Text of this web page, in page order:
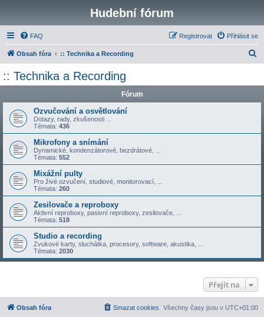
Hudební fórum
FAQ Přihlásit se
Registrovat
Obsah fóra :: Technika a Recording
:: Technika a Recording
Fórum
Ozvučování a osvětlování
Dotazy, rady, zkušenosti ...
Témata: 436
Mikrofony a snímání
Dynamické, kondenzátorové, bezdrátové, ...
Témata: 552
Mixážní pulty
Pro živé ozvučení, studiové, monitorovací, ...
Témata: 260
Zesilovače a reproboxy
Aktivní reproboxy, pasivní reproboxy, zesilovače, ...
Témata: 518
Studio a recording
Zvukové karty, sluchátka, procesory, software, akustika, ...
Témata: 2030
Přejít na
Obsah fóra Všechny časy jsou v UTC+01:00
Smazat cookies